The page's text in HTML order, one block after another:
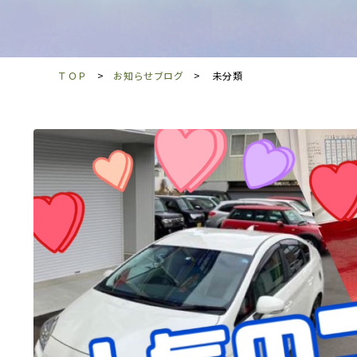
ＴＯＰ お知らせブログ 未分類